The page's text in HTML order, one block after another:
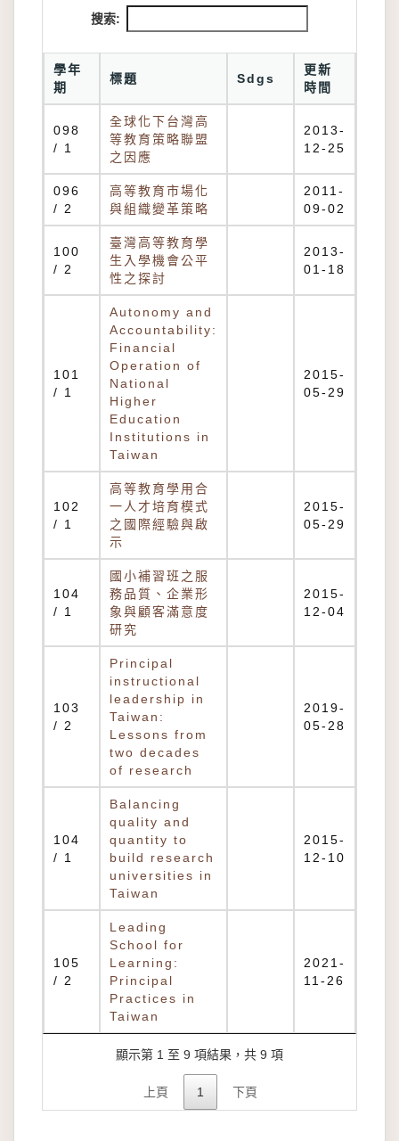
搜索:
學年
期
標題 Sdgs
更新
時間
098
/ 1
全球化下台灣高
等教育策略聯盟
之因應
2013-
12-25
096
/ 2
高等教育市場化
與組織變革策略
2011-
09-02
100
/ 2
臺灣高等教育學
生入學機會公平
性之探討
2013-
01-18
101
/ 1
Autonomy and
Accountability:
Financial
Operation of
National
Higher
Education
Institutions in
Taiwan
2015-
05-29
102
/ 1
高等教育學用合
一人才培育模式
之國際經驗與啟
示
2015-
05-29
104
/ 1
國小補習班之服
務品質、企業形
象與顧客滿意度
研究
2015-
12-04
103
/ 2
Principal
instructional
leadership in
Taiwan:
Lessons from
two decades
of research
2019-
05-28
104
/ 1
Balancing
quality and
quantity to
build research
universities in
Taiwan
2015-
12-10
105
/ 2
Leading
School for
Learning:
Principal
Practices in
Taiwan
2021-
11-26
顯示第 1 至 9 項結果，共 9 項
上頁 1 下頁